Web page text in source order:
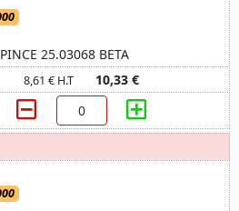
25.03068 BETA
8,61 € H.T 10,33 €